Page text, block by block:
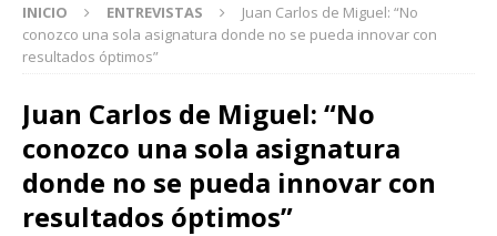
INICIO ENTREVISTAS
Juan Carlos de Miguel: “No
conozco una sola asignatura donde no se pueda innovar con
resultados óptimos”
Juan Carlos de Miguel: “No
conozco una sola asignatura
donde no se pueda innovar con
resultados óptimos”